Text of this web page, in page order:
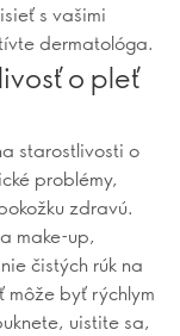
s vašimi
dermatológa.
o pleť
starostlivosti o
problémy,
zdravú.
make-up,
čistých rúk na
byť rýchlym
uistite sa,